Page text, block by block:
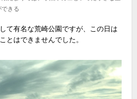
きる
て有名な荒崎公園ですが、この日は
とはできませんでした。